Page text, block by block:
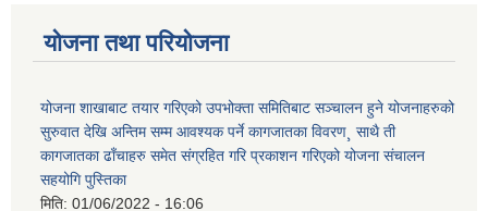
योजना तथा परियोजना
योजना शाखाबाट तयार गरिएको उपभोक्ता समितिबाट सञ्चालन हुने योजनाहरुको
सुरुवात देखि अन्तिम सम्म आवश्यक पर्ने कागजातका विवरण¸ साथै ती
कागजातका ढाँचाहरु समेत संग्रहित गरि प्रकाशन गरिएको योजना संचालन
सहयोगि पुस्तिका
मिति: 01/06/2022 - 16:06